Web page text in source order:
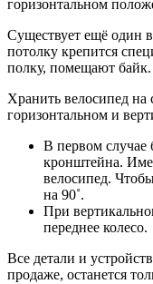
горизонтальном
Существует ещё один
потолку крепится
полку, помещают байк.
Хранить велосипед
горизонтальном и
В первом случае
кронштейна.
велосипед.
на 90˚.
При
переднее колесо.
Все детали и
продаже, останется